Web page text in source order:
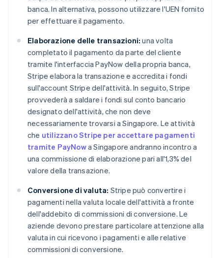
banca. In alternativa, possono utilizzare l'UEN fornito
per effettuare il pagamento.
Elaborazione delle transazioni: una volta
completato il pagamento da parte del cliente
tramite l'interfaccia PayNow della propria banca,
Stripe elabora la transazione e accredita i fondi
sull'account Stripe dell'attività. In seguito, Stripe
provvederà a saldare i fondi sul conto bancario
designato dell'attività, che non deve
necessariamente trovarsi a Singapore. Le attività
che utilizzano Stripe per accettare pagamenti
tramite PayNowa Singapore andranno incontro a
una commissione di elaborazione pari all'1,3% del
valore della transazione.
Conversione di valuta: Stripe può convertire i
pagamenti nella valuta locale dell'attività a fronte
dell'addebito di commissioni di conversione. Le
aziende devono prestare particolare attenzione alla
valuta in cui ricevono i pagamenti e alle relative
commissioni di conversione.